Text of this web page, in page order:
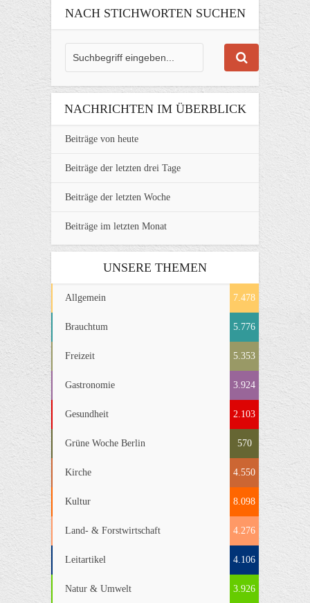
NACH STICHWORTEN SUCHEN
NACHRICHTEN IM ÜBERBLICK
Beiträge von heute
Beiträge der letzten drei Tage
Beiträge der letzten Woche
Beiträge im letzten Monat
UNSERE THEMEN
Allgemein 7.478
Brauchtum 5.776
Freizeit 5.353
Gastronomie 3.924
Gesundheit 2.103
Grüne Woche Berlin 570
Kirche 4.550
Kultur 8.098
Land- & Forstwirtschaft 4.276
Leitartikel 4.106
Natur & Umwelt 3.926